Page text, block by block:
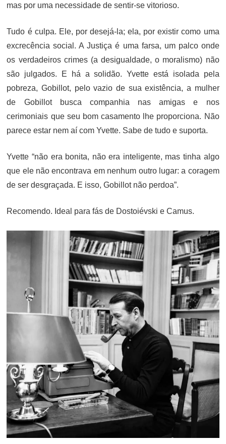
mas por uma necessidade de sentir-se vitorioso.
Tudo é culpa. Ele, por desejá-la; ela, por existir como uma
excrecência social. A Justiça é uma farsa, um palco onde
os verdadeiros crimes (a desigualdade, o moralismo) não
são julgados. E há a solidão. Yvette está isolada pela
pobreza, Gobillot, pelo vazio de sua existência, a mulher
de Gobillot busca companhia nas amigas e nos
cerimoniais que seu bom casamento lhe proporciona. Não
parece estar nem aí com Yvette. Sabe de tudo e suporta.
Yvette “não era bonita, não era inteligente, mas tinha algo
que ele não encontrava em nenhum outro lugar: a coragem
de ser desgraçada. E isso, Gobillot não perdoa”.
Recomendo. Ideal para fás de Dostoiévski e Camus.